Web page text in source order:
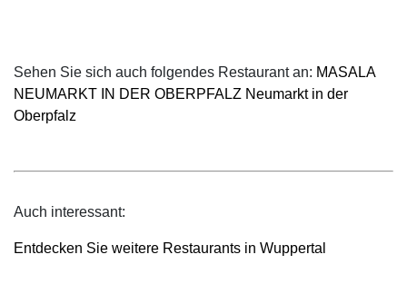
Sehen Sie sich auch folgendes Restaurant an: MASALA
NEUMARKT IN DER OBERPFALZ Neumarkt in der
Oberpfalz
Auch interessant:
Entdecken Sie weitere Restaurants in Wuppertal